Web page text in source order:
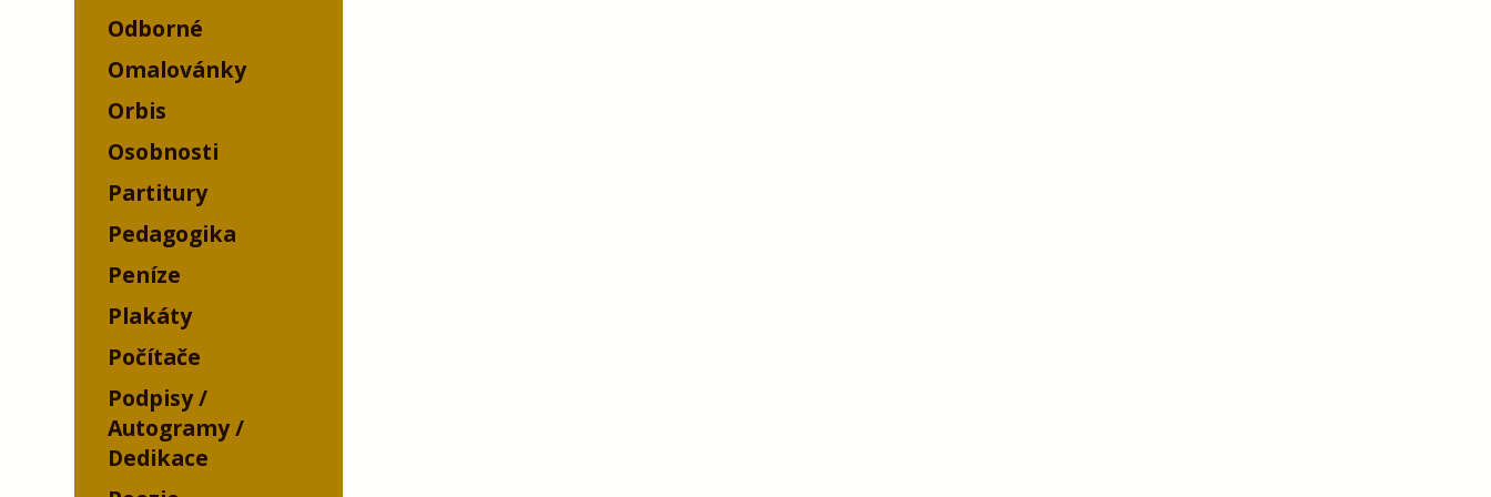
Odborné
Omalovánky
Orbis
Osobnosti
Partitury
Pedagogika
Peníze
Plakáty
Počítače
Podpisy /
Autogramy /
Dedikace